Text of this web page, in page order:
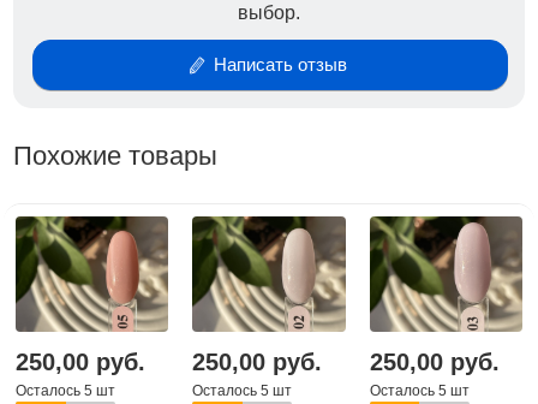
выбор.
Написать отзыв
Похожие товары
250,00 руб.
Осталось 5 шт
250,00 руб.
Осталось 5 шт
250,00 руб.
Осталось 5 шт